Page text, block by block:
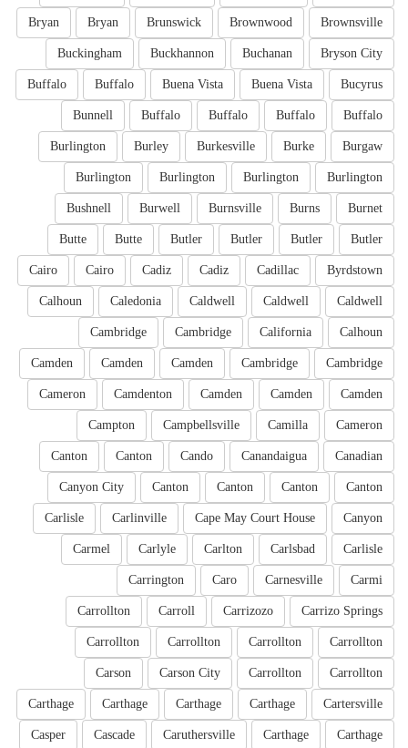
Brownsville
Brownwood
Brunswick
Bryan
Bryan
Bryson City
Buchanan
Buckhannon
Buckingham
Bucyrus
Buena Vista
Buena Vista
Buffalo
Buffalo
Buffalo
Buffalo
Buffalo
Buffalo
Bunnell
Burgaw
Burke
Burkesville
Burley
Burlington
Burlington
Burlington
Burlington
Burlington
Burnet
Burns
Burnsville
Burwell
Bushnell
Butler
Butler
Butler
Butler
Butte
Butte
Byrdstown
Cadillac
Cadiz
Cadiz
Cairo
Cairo
Caldwell
Caldwell
Caldwell
Caledonia
Calhoun
Calhoun
California
Cambridge
Cambridge
Cambridge
Cambridge
Camden
Camden
Camden
Camden
Camden
Camden
Camdenton
Cameron
Cameron
Camilla
Campbellsville
Campton
Canadian
Canandaigua
Cando
Canton
Canton
Canton
Canton
Canton
Canton
Canyon City
Canyon
Cape May Court House
Carlinville
Carlisle
Carlisle
Carlsbad
Carlton
Carlyle
Carmel
Carmi
Carnesville
Caro
Carrington
Carrizo Springs
Carrizozo
Carroll
Carrollton
Carrollton
Carrollton
Carrollton
Carrollton
Carrollton
Carrollton
Carson City
Carson
Cartersville
Carthage
Carthage
Carthage
Carthage
Carthage
Carthage
Caruthersville
Cascade
Casper